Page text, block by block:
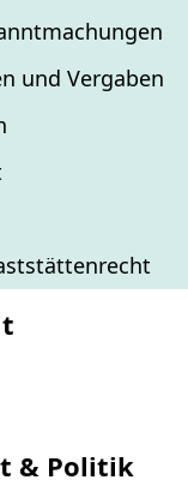
und Vergaben
& Politik